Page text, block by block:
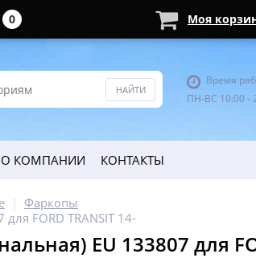
Время
ПН-ВС 10:00 -
О КОМПАНИИ КОНТАКТЫ
Фаркопы
FORD TRANSIT 14-
EU 133807 для
0 Моя